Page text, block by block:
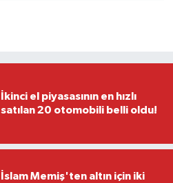
İkinci el piyasasının en hızlı
satılan 20 otomobili belli oldu!
İslam Memiş'ten altın için iki